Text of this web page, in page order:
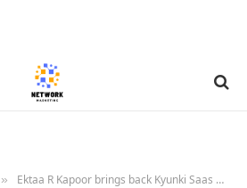
» Ektaa R Kapoor brings back Kyunki Saas Bhi Kabhi Bahu Thi with Smriti Irani; says, “A new Tulsi for a new India” : Bollywood News – Bollywood Hungama